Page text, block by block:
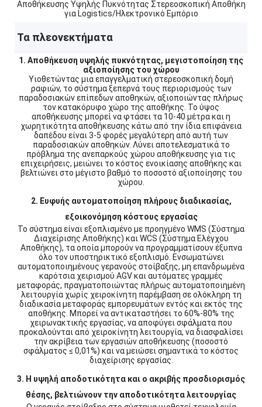
Τα πλεονεκτήματα
1. Αποθήκευση υψηλής πυκνότητας, μεγιστοποίηση της
αξιοποίησης του χώρου
Υιοθετώντας μια επαγγελματική στερεοσκοπική δομή
ραφιών, το σύστημα ξεπερνά τους περιορισμούς των
παραδοσιακών επίπεδων αποθηκών, αξιοποιώντας πλήρως
τον κατακόρυφο χώρο της αποθήκης. Το ύψος
αποθήκευσης μπορεί να φτάσει τα 10-40 μέτρα και η
χωρητικότητα αποθήκευσης κάτω από την ίδια επιφάνεια
δαπέδου είναι 3-5 φορές μεγαλύτερη από αυτή των
παραδοσιακών αποθηκών. Λύνει αποτελεσματικά το
πρόβλημα της ανεπαρκούς χώρου αποθήκευσης για τις
επιχειρήσεις, μειώνει το κόστος ενοικίασης αποθήκης και
βελτιώνει στο μέγιστο βαθμό το ποσοστό αξιοποίησης του
χώρου.
2. Ευφυής αυτοματοποίηση πλήρους διαδικασίας,
εξοικονόμηση κόστους εργασίας
Το σύστημα είναι εξοπλισμένο με προηγμένο WMS (Σύστημα
Διαχείρισης Αποθήκης) και WCS (Σύστημα Ελέγχου
Αποθήκης), τα οποία μπορούν να προγραμματίσουν έξυπνα
όλο τον υποστηρικτικό εξοπλισμό. Ενσωματώνει
αυτοματοποιημένους γερανούς στοίβαξης, μη επανδρωμένα
καρότσια χειρισμού AGV και αυτόματες γραμμές
μεταφοράς, πραγματοποιώντας πλήρως αυτοματοποιημένη
λειτουργία χωρίς χειροκίνητη παρέμβαση σε ολόκληρη τη
διαδικασία μεταφοράς εμπορευμάτων εντός και εκτός της
αποθήκης. Μπορεί να αντικαταστήσει το 60%-80% της
χειρωνακτικής εργασίας, να αποφύγει σφάλματα που
προκαλούνται από χειροκίνητη λειτουργία, να διασφαλίσει
την ακρίβεια των εργασιών αποθήκευσης (ποσοστό
σφάλματος ≤ 0,01%) και να μειώσει σημαντικά το κόστος
διαχείρισης εργασίας.
3. Η υψηλή αποδοτικότητα και ο ακριβής προσδιορισμός
θέσης, βελτιώνουν την αποδοτικότητα λειτουργίας